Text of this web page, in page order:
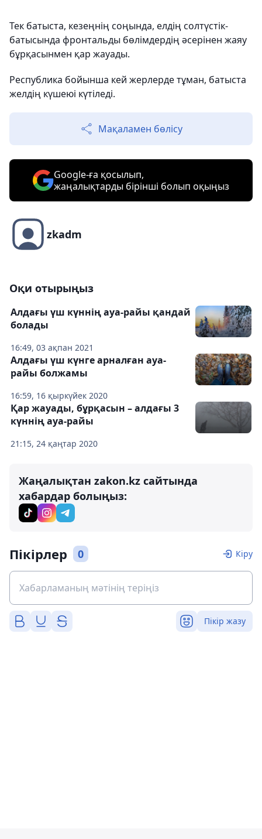
Тек батыста, кезеңнің соңында, елдің солтүстік-
батысында фронтальды бөлімдердің әсерінен жаяу
бұрқасынмен қар жауады.
Республика бойынша кей жерлерде тұман, батыста
желдің күшеюі күтіледі.
Мақаламен бөлісу
Google-ға қосылып,
жаңалықтарды бірінші болып оқыңыз
zkadm
Оқи отырыңыз
16:49, 03 ақпан 2021
Алдағы үш күннің ауа-райы қандай
болады
16:59, 16 қыркүйек 2020
Алдағы үш күнге арналған ауа-
райы болжамы
21:15, 24 қаңтар 2020
Қар жауады, бұрқасын – алдағы 3
күннің ауа-райы
Жаңалықтан zakon.kz сайтында
хабардар болыңыз:
Пікірлер 0 Кіру
Пікір жазу